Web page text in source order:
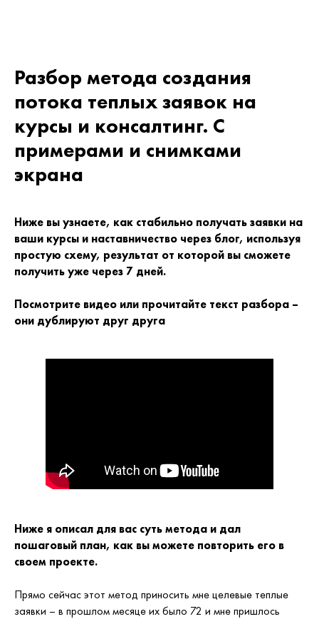
Разбор метода создания
потока теплых заявок на
курсы и консалтинг. С
примерами и снимками
экрана
Ниже вы узнаете, как стабильно получать заявки на
ваши курсы и наставничество через блог, используя
простую схему, результат от которой вы сможете
получить уже через 7 дней.
Посмотрите видео или прочитайте текст разбора –
они дублируют друг друга
Ниже я описал для вас суть метода и дал
пошаговый план, как вы можете повторить его в
своем проекте.
Прямо сейчас этот метод приносить мне целевые теплые
заявки – в прошлом месяце их было 72 и мне пришлось